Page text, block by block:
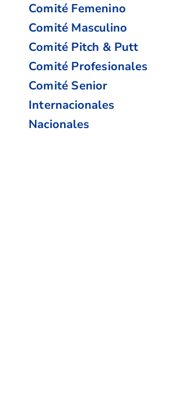
Comité Femenino
Comité Masculino
Comité Pitch & Putt
Comité Profesionales
Comité Senior
Internacionales
Nacionales